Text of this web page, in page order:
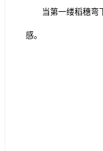
当第一缕稻穗弯
感。